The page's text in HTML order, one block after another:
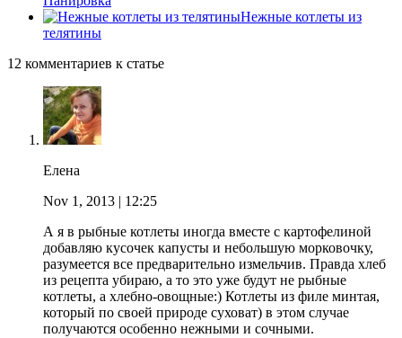
Нежные котлеты из
телятины
12 комментариев к статье
Елена
Nov 1, 2013 | 12:25
А я в рыбные котлеты иногда вместе с картофелиной
добавляю кусочек капусты и небольшую морковочку,
разумеется все предварительно измельчив. Правда хлеб
из рецепта убираю, а то это уже будут не рыбные
котлеты, а хлебно-овощные:) Котлеты из филе минтая,
который по своей природе суховат) в этом случае
получаются особенно нежными и сочными.